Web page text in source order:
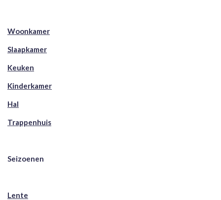
Woonkamer
Slaapkamer
Keuken
Kinderkamer
Hal
Trappenhuis
Seizoenen
Lente